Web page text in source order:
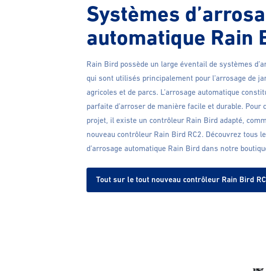
Systèmes
automatique Rain
Rain Bird possède un large éventail de systèmes
qui sont utilisés principalement pour l’arrosage de
agricoles et de parcs. L’arrosage automatique
parfaite d’arroser de manière facile et durable. Pour
projet, il existe un contrôleur Rain Bird adapté,
nouveau contrôleur Rain Bird RC2. Découvrez tous
d’arrosage automatique Rain Bird dans notre
Tout sur le tout nouveau contrôleur Rain Bird